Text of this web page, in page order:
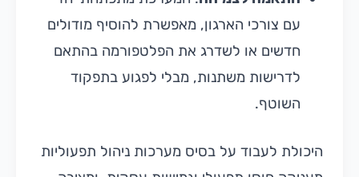
עם צורכי הארגון, מאפשרת להוסיף מודולים
חדשים או לשדרג את הפלטפורמה בהתאם
לדרישות משתנות, מבלי לפגוע בתפקוד
השוטף.
היכולת לעבוד על בסיס מערכות ניהול תפעוליות